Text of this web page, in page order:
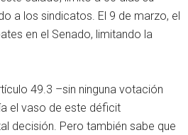
a los sindicatos. El 9 de marzo, el
en el Senado, limitando la
49.3 –sin ninguna votación
el vaso de este déficit
decisión. Pero también sabe que